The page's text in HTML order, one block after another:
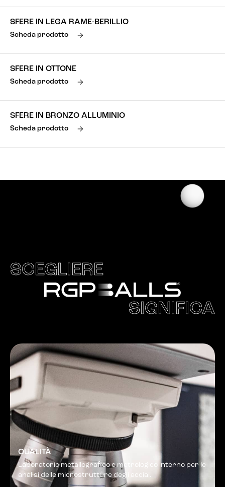
SFERE IN LEGA RAME-BERILLIO
Scheda prodotto
SFERE IN OTTONE
Scheda prodotto
SFERE IN BRONZO ALLUMINIO
Scheda prodotto
SCEGLIERE
SIGNIFICA
QUALITÀ
Laboratorio metallografico e metrologico interno per le
analisi delle microstrutture degli acciai.